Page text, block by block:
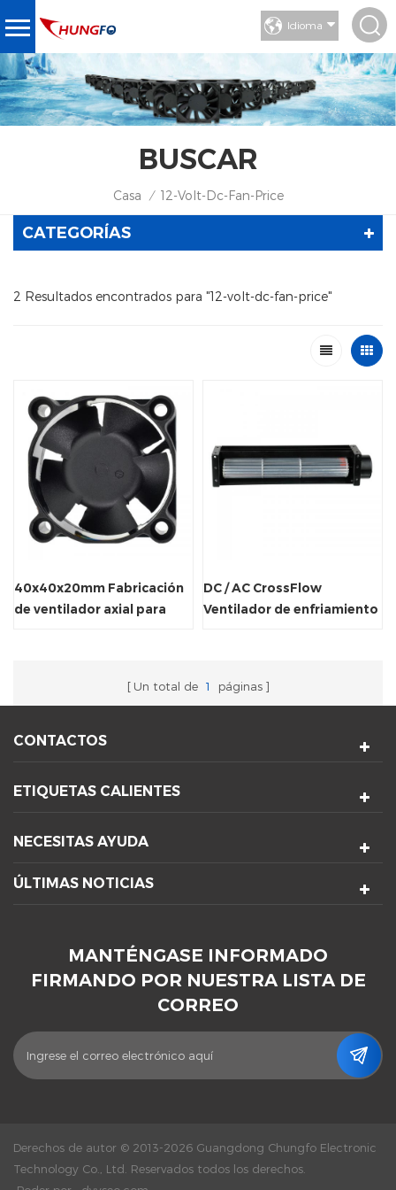
Idioma
BUSCAR
Casa / 12-Volt-Dc-Fan-Price
CATEGORÍAS
2 Resultados encontrados para "12-volt-dc-fan-price"
40x40x20mm Fabricación
de ventilador axial para
DC / AC CrossFlow
Ventilador de enfriamiento
Un total de 1 páginas
CONTACTOS
ETIQUETAS CALIENTES
NECESITAS AYUDA
ÚLTIMAS NOTICIAS
MANTÉNGASE INFORMADO
FIRMANDO POR NUESTRA LISTA DE
CORREO
Derechos de autor © 2013-2026 Guangdong Chungfo Electronic
Technology Co., Ltd. Reservados todos los derechos.